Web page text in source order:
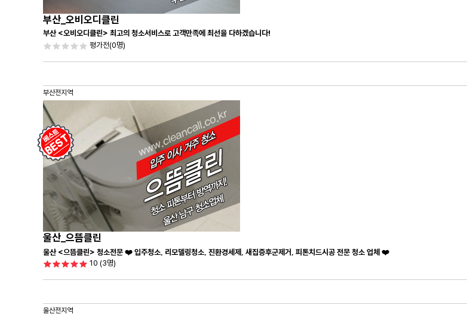
부산_오비오디클린
부산 <오비오디클린> 최고의 청소서비스로 고객만족에 최선을 다하겠습니다!
평가전(0명)
부산전지역
울산_으뜸클린
울산 <으뜸클린> 청소전문 ❤️ 입주청소, 리모델링청소, 진환경세제, 새집증후군제거, 피톤치드시공 전문 청소 업체 ❤️
10 (3명)
울산전지역